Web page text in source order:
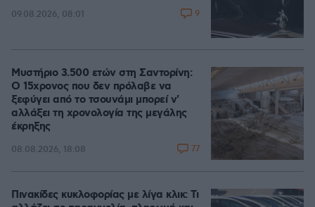
09.08.2026, 08:01 9
Μυστήριο 3.500 ετών στη Σαντορίνη:
Ο 15χρονος που δεν πρόλαβε να
ξεφύγει από το τσουνάμι μπορεί ν'
αλλάξει τη χρονολογία της μεγάλης
έκρηξης
08.08.2026, 18:08 77
Πινακίδες κυκλοφορίας με λίγα κλικ: Τι